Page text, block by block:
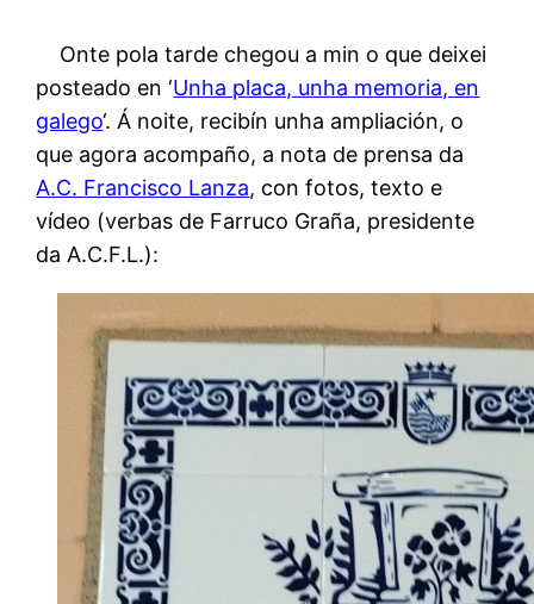
Onte pola tarde chegou a min o que deixei
posteado en ‘Unha placa, unha memoria, en
galego‘. Á noite, recibín unha ampliación, o
que agora acompaño, a nota de prensa da
A.C. Francisco Lanza, con fotos, texto e
vídeo (verbas de Farruco Graña, presidente
da A.C.F.L.):